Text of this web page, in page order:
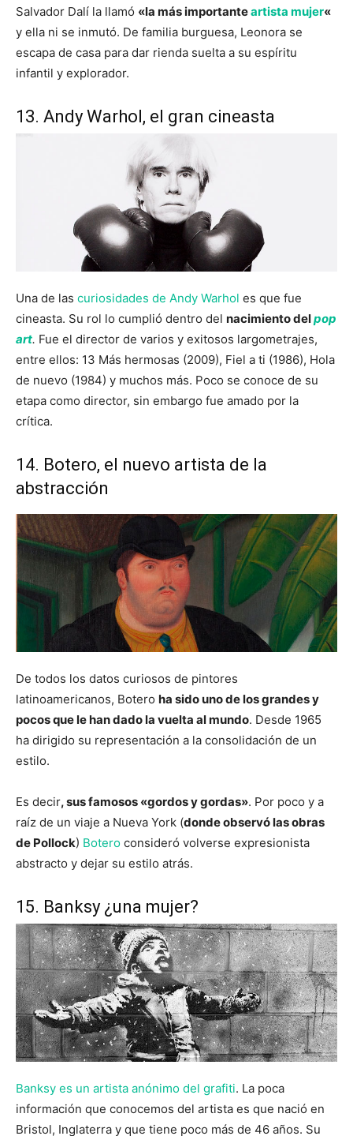
Salvador Dalí la llamó «la más importanteartista mujer«
y ella ni se inmutó. De familia burguesa, Leonora se
escapa de casa para dar rienda suelta a su espíritu
infantil y explorador.
13. Andy Warhol, el gran cineasta
Una de las curiosidades de Andy Warhol es que fue
cineasta. Su rol lo cumplió dentro del nacimiento delpop
art. Fue el director de varios y exitosos largometrajes,
entre ellos: 13 Más hermosas (2009), Fiel a ti (1986), Hola
de nuevo (1984) y muchos más. Poco se conoce de su
etapa como director, sin embargo fue amado por la
crítica.
14. Botero, el nuevo artista de la
abstracción
De todos los datos curiosos de pintores
latinoamericanos, Botero ha sido uno de los grandes y
pocos que le han dado la vuelta al mundo. Desde 1965
ha dirigido su representación a la consolidación de un
estilo.
Es decir, sus famosos «gordos y gordas». Por poco y a
raíz de un viaje a Nueva York (donde observó las obras
de Pollock) Botero consideró volverse expresionista
abstracto y dejar su estilo atrás.
15. Banksy ¿una mujer?
Banksy es un artista anónimo del grafiti. La poca
información que conocemos del artista es que nació en
Bristol, Inglaterra y que tiene poco más de 46 años. Su